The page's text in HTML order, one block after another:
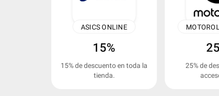
ASICS ONLINE
15%
15% de descuento en toda la
tienda.
25% de